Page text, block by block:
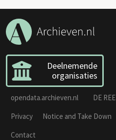
Deelnemende
organisaties
opendata.archieven.nl DE REE
Privacy
Notice and Take Down
Contact